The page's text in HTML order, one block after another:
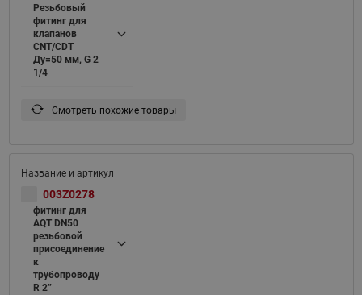
Резьбовый
фитинг для
клапанов
CNT/CDT
Ду=50 мм, G 2
1/4
Смотреть похожие товары
003Z0278
фитинг для
AQT DN50
резьбовой
присоединение
к
трубопроводу
R 2”